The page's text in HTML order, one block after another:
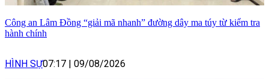
Công an Lâm Đồng “giải mã nhanh” đường dây ma túy từ kiểm tra
hành chính
HÌNH SỰ07:17 09/08/2026